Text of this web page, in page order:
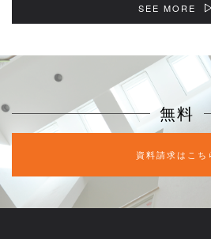
SEE MORE
無料
資料請求はこち